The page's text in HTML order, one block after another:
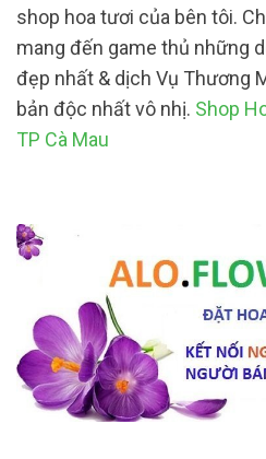
shop hoa tươi của bên tôi.
mang đến game thủ những
đẹp nhất & dịch Vụ Thương
bản độc nhất vô nhị. Shop
TP Cà Mau